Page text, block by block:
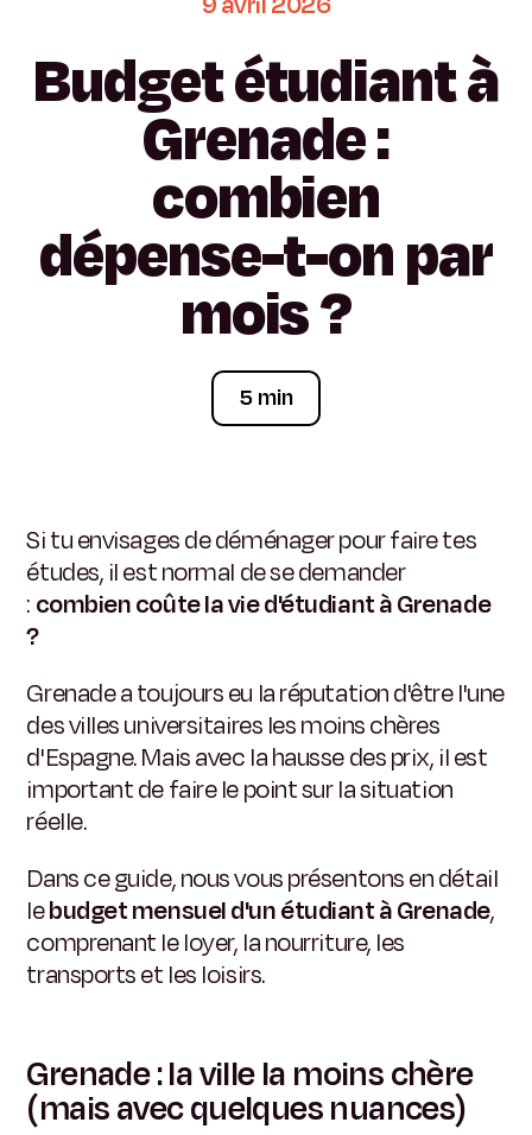
Budgetétudiantà
Grenade:
combien
dépense-t-onpar
mois?
5 min
Si tu envisages de déménager pour faire tes
études, il est normal de se demander
: combien coûte la vie d'étudiant à Grenade
?
Grenade a toujours eu la réputation d'être l'une
des villes universitaires les moins chères
d'Espagne. Mais avec la hausse des prix, il est
important de faire le point sur la situation
réelle.
Dans ce guide, nous vous présentons en détail
lebudget mensuel d'un étudiant à Grenade,
comprenant le loyer, la nourriture, les
transports et les loisirs.
Grenade : la ville la moins chère
(mais avec quelques nuances)